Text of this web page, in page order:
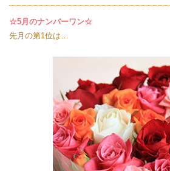
☆5月のナンバーワン☆
先月の第1位は…